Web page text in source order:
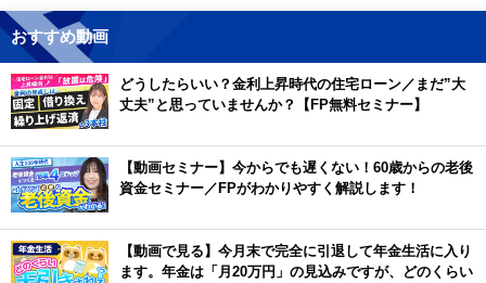
おすすめ動画
どうしたらいい？金利上昇時代の住宅ローン／まだ”大
丈夫”と思っていませんか？【FP無料セミナー】
【動画セミナー】今からでも遅くない！60歳からの老後
資金セミナー／FPがわかりやすく解説します！
【動画で見る】今月末で完全に引退して年金生活に入り
ます。年金は「月20万円」の見込みですが、どのくらい